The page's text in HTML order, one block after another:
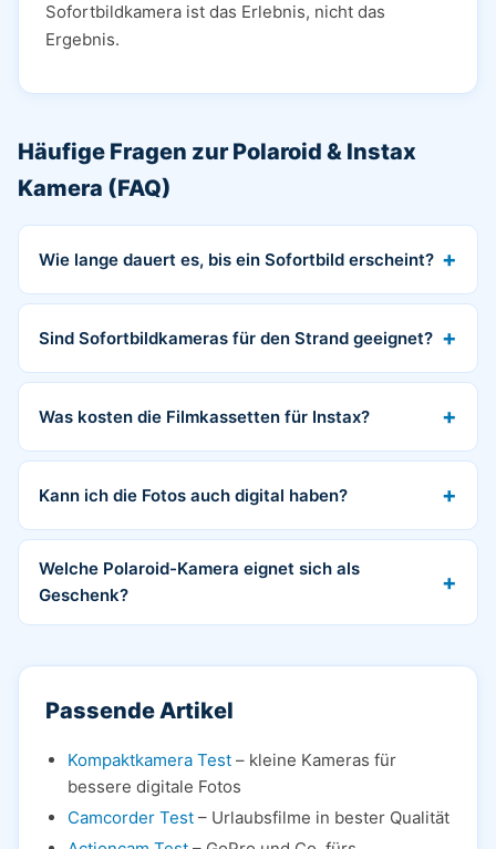
Sofortbildkamera ist das Erlebnis, nicht das
Ergebnis.
Häufige Fragen zur Polaroid & Instax
Kamera (FAQ)
Wie lange dauert es, bis ein Sofortbild erscheint?
Sind Sofortbildkameras für den Strand geeignet?
Was kosten die Filmkassetten für Instax?
Kann ich die Fotos auch digital haben?
Welche Polaroid-Kamera eignet sich als
Geschenk?
Passende Artikel
Kompaktkamera Test – kleine Kameras für
bessere digitale Fotos
Camcorder Test – Urlaubsfilme in bester Qualität